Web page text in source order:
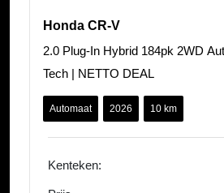
Honda CR-V
2.0 Plug-In Hybrid 184pk 2WD
Tech | NETTO DEAL
Automaat 2026 10 km
Kenteken: